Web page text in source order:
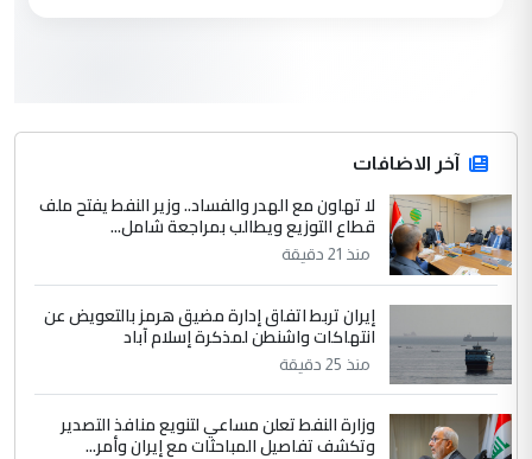
التعليق : قرار مستعجل جدا ولامصلحة فيه
للوزاره ولا للمواطن القرار الصائب يكون بعد
الاستماع للمدير ومغرفة ...
الموضوع :
وزير الصحة يعفي مدير مستشفى الكرخ
العام في بغداد
4
التعليق : واحد من عصابة علي ماما يسقط
جنسية الرافد الثالث للعراق ومن اصول عريقة
ابا فرات ...
الموضوع :
آخر الاضافات
لا تهاون مع الهدر والفساد.. وزير النفط يفتح ملف
قطاع التوزيع ويطالب بمراجعة شامل...
منذ 21 دقيقة
إيران تربط اتفاق إدارة مضيق هرمز بالتعويض عن
انتهاكات واشنطن لمذكرة إسلام آباد
منذ 25 دقيقة
وزارة النفط تعلن مساعي لتنويع منافذ التصدير
وتكشف تفاصيل المباحثات مع إيران وأمر...